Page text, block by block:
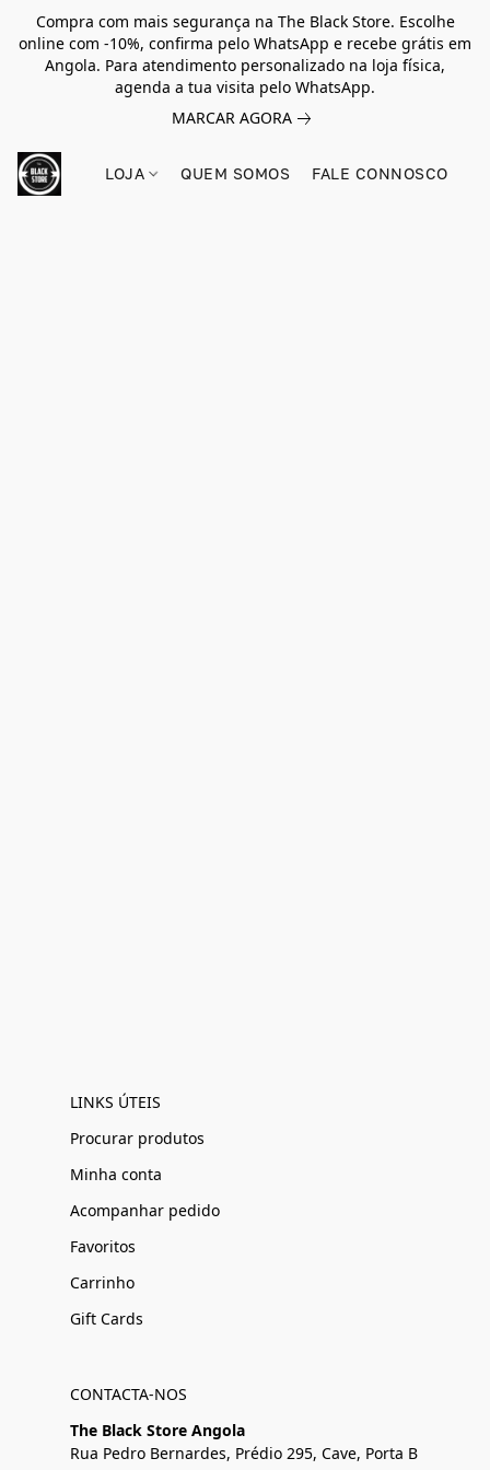
Compra com mais segurança na The Black Store. Escolhe
online com -10%, confirma pelo WhatsApp e recebe grátis em
Angola. Para atendimento personalizado na loja física,
agenda a tua visita pelo WhatsApp.
MARCAR AGORA
LOJA QUEM SOMOS FALE CONNOSCO
LINKS ÚTEIS
Procurar produtos
Minha conta
Acompanhar pedido
Favoritos
Carrinho
Gift Cards
CONTACTA-NOS
The Black Store Angola
Rua Pedro Bernardes, Prédio 295, Cave, Porta B